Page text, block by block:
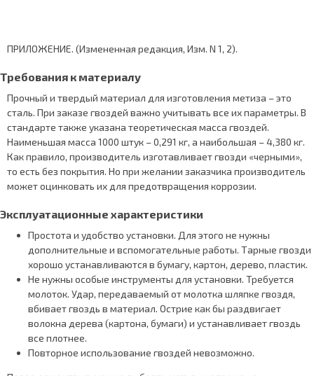
ПРИЛОЖЕНИЕ. (Измененная редакция, Изм. N 1, 2).
Требования к материалу
Прочный и твердый материал для изготовления метиза – это
сталь. При заказе гвоздей важно учитывать все их параметры. В
стандарте также указана теоретическая масса гвоздей.
Наименьшая масса 1000 штук – 0,291 кг, а наибольшая – 4,380 кг.
Как правило, производитель изготавливает гвозди «черными»,
то есть без покрытия. Но при желании заказчика производитель
может оцинковать их для предотвращения коррозии.
Эксплуатационные характеристики
Простота и удобство установки. Для этого не нужны
дополнительные и вспомогательные работы. Тарные гвозди
хорошо устанавливаются в бумагу, картон, дерево, пластик.
Не нужны особые инструменты для установки. Требуется
молоток. Удар, передаваемый от молотка шляпке гвоздя,
вбивает гвоздь в материал. Острие как бы раздвигает
волокна дерева (картона, бумаги) и устанавливает гвоздь
все плотнее.
Повторное использование гвоздей невозможно.